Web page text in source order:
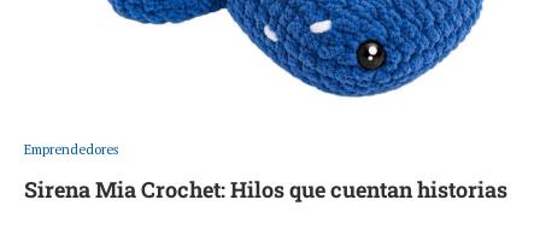
Emprendedores
Sirena Mia Crochet: Hilos que cuentan historias